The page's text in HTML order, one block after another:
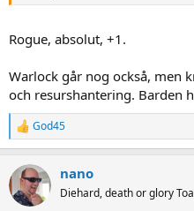
Rogue, absolut, +1.
Warlock går nog också, men
och resurshantering. Barden
R
e
c
t
i
God45
nano
Diehard, death or glory